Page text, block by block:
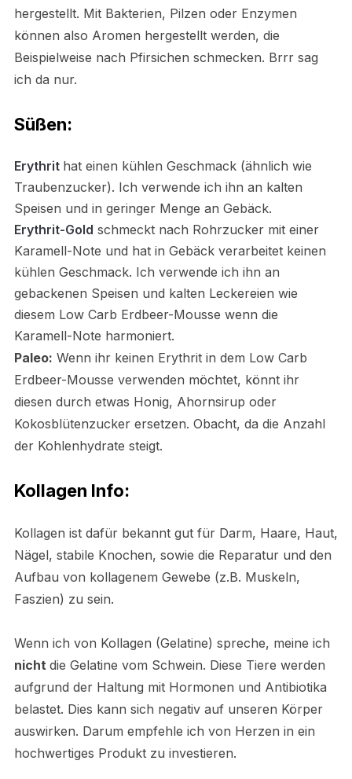
hergestellt. Mit Bakterien, Pilzen oder Enzymen
können also Aromen hergestellt werden, die
Beispielweise nach Pfirsichen schmecken. Brrr sag
ich da nur.
Süßen:
Erythrit hat einen kühlen Geschmack (ähnlich wie
Traubenzucker). Ich verwende ich ihn an kalten
Speisen und in geringer Menge an Gebäck.
Erythrit-Gold schmeckt nach Rohrzucker mit einer
Karamell-Note und hat in Gebäck verarbeitet keinen
kühlen Geschmack. Ich verwende ich ihn an
gebackenen Speisen und kalten Leckereien wie
diesem Low Carb Erdbeer-Mousse wenn die
Karamell-Note harmoniert.
Paleo: Wenn ihr keinen Erythrit in dem Low Carb
Erdbeer-Mousse verwenden möchtet, könnt ihr
diesen durch etwas Honig, Ahornsirup oder
Kokosblütenzucker ersetzen. Obacht, da die Anzahl
der Kohlenhydrate steigt.
Kollagen Info:
Kollagen ist dafür bekannt gut für Darm, Haare, Haut,
Nägel, stabile Knochen, sowie die Reparatur und den
Aufbau von kollagenem Gewebe (z.B. Muskeln,
Faszien) zu sein.
Wenn ich von Kollagen (Gelatine) spreche, meine ich
nicht die Gelatine vom Schwein. Diese Tiere werden
aufgrund der Haltung mit Hormonen und Antibiotika
belastet. Dies kann sich negativ auf unseren Körper
auswirken. Darum empfehle ich von Herzen in ein
hochwertiges Produkt zu investieren.